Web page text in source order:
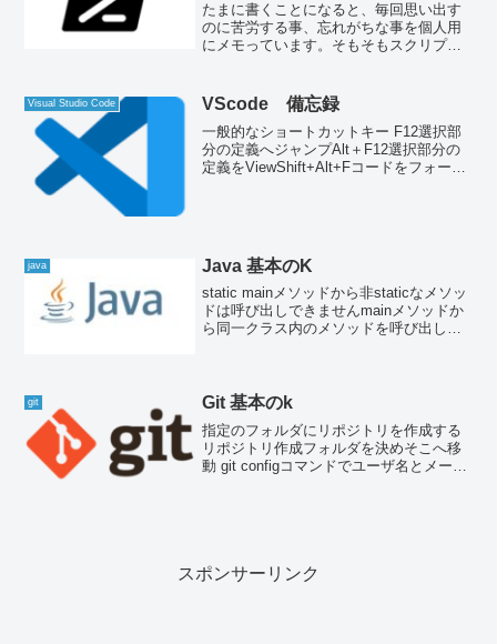
たまに書くことになると、毎回思い出す
のに苦労する事、忘れがちな事を個人用
にメモっています。そもそもスクリプト
されている事関数化した際のパラメータ
について配列を戻り値に使...
Visual Studio Code VScode 備忘録
一般的なショートカットキー F12選択部
分の定義へジャンプAlt＋F12選択部分の
定義をViewShift+Alt+Fコードをフォーマ
java Java 基本のK
static mainメソッドから非staticなメソッ
ドは呼び出しできませんmainメソッドか
ら同一クラス内のメソッドを呼び出した
git Git 基本のk
指定のフォルダにリポジトリを作成する
リポジトリ作成フォルダを決めそこへ移
動 git configコマンドでユーザ名とメール
スポンサーリンク